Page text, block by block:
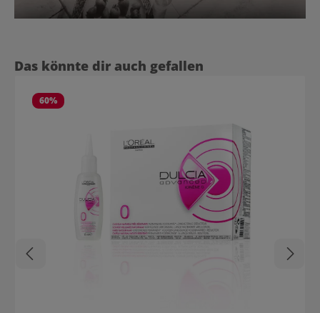
Produktgalerie überspringen
Das könnte dir auch gefallen
60%